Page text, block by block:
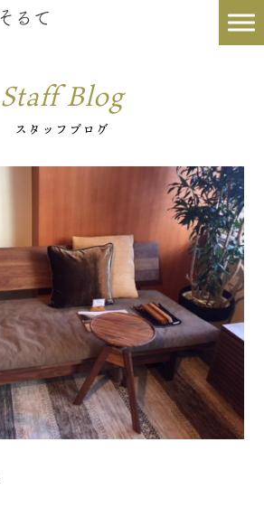
Staff Blog
スタッフブログ